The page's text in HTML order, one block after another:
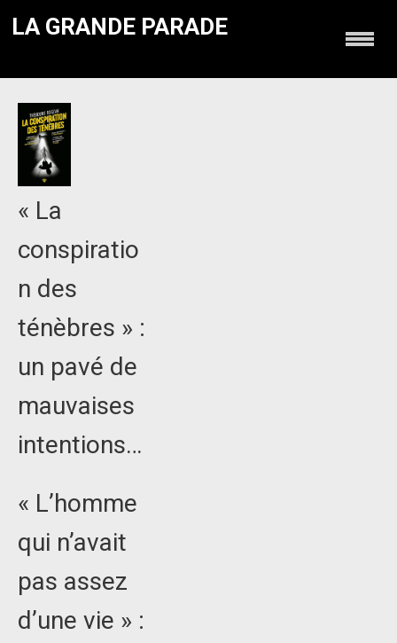
LA GRANDE PARADE
« La
conspiratio
n des
ténèbres » :
un pavé de
mauvaises
intentions…
« L’homme
qui n’avait
pas assez
d’une vie » :